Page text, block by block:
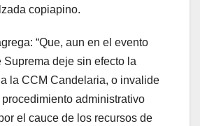
copiapino.
“Que, aun en el evento
Suprema deje sin efecto la
la CCM Candelaria, o invalide
procedimiento administrativo
el cauce de los recursos de